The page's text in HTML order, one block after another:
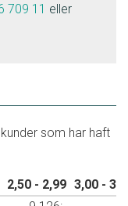
709 11 eller
som har haft
2,50 - 2,99 3,00 -